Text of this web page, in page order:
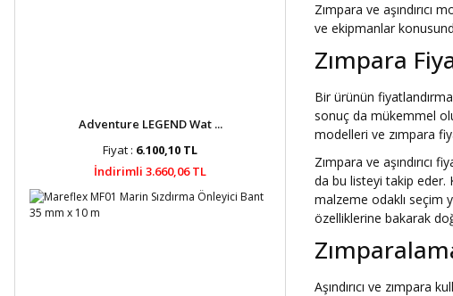
Adventure LEGEND Wat ...
Fiyat : 6.100,10 TL
İndirimli 3.660,06 TL
Zımpara ve
ve ekipmanlar
Zımpara
Bir ürünün
sonuç da mükemmel
modelleri ve zımpara
Zımpara ve aşındırıcı
da bu listeyi takip eder.
malzeme odaklı seçim
özelliklerine bakarak
Aşındırıcı ve zımpara